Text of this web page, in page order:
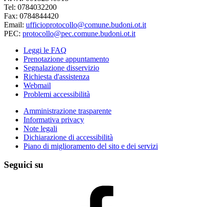
Tel: 0784032200
Fax: 0784844420
Email: ufficioprotocollo@comune.budoni.ot.it
PEC: protocollo@pec.comune.budoni.ot.it
Leggi le FAQ
Prenotazione appuntamento
Segnalazione disservizio
Richiesta d'assistenza
Webmail
Problemi accessibilità
Amministrazione trasparente
Informativa privacy
Note legali
Dichiarazione di accessibilità
Piano di miglioramento del sito e dei servizi
Seguici su